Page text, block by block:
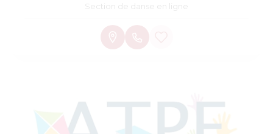
Section de danse en ligne